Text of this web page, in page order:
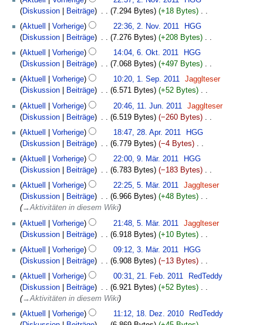
a
s
u
n
g
n
f
a
s
u
n
g
m
m
e
n
f
a
s
u
n
g
s
m
m
e
n
f
a
s
u
n
g
s
z
u
s
m
m
e
n
f
a
s
u
n
g
n
s
z
u
s
a
m
m
e
n
f
a
s
u
n
g
t
u
n
s
z
u
s
m
m
e
n
f
a
s
u
n
g
b
e
i
t
u
n
s
z
u
s
m
m
e
n
f
a
s
u
n
g
a
b
e
i
t
u
n
s
z
u
s
m
m
e
n
f
a
s
u
n
g
e
B
e
a
b
e
i
t
u
n
s
z
u
s
a
m
m
e
n
f
a
s
u
n
g
November
2011
Diskussion
Beiträge 7.294 Bytes +18 Bytes ‎
K
e
n
e
B
e
r
b
e
i
t
u
g
s
z
u
s
m
m
e
n
f
a
s
Aktuell Vorherige 22:36, 2. Nov. 2011
HGG
Diskussion
Beiträge 7.276 Bytes +208 Bytes ‎
K
e
n
e
B
e
r
b
e
i
t
u
n
s
z
u
s
m
m
e
n
Oktober
Aktuell Vorherige 14:04, 6. Okt. 2011
HGG
Diskussion
Beiträge 7.068 Bytes +497 Bytes ‎
K
e
n
e
B
e
r
b
e
i
t
u
n
s
z
u
s
a
m
m
1.
September
Aktuell Vorherige 10:20, 1. Sep. 2011
Jagglteser
Diskussion
Beiträge 6.571 Bytes +52 Bytes ‎
K
e
n
e
B
e
r
b
e
i
t
u
n
s
z
u
s
Juni
2011
Aktuell Vorherige 20:46, 11. Jun. 2011
Jagglteser
Diskussion
Beiträge 6.519 Bytes −260 Bytes ‎
K
e
n
e
B
e
a
b
e
i
t
u
n
g
z
April
Aktuell Vorherige 18:47, 28. Apr. 2011
HGG
Diskussion
Beiträge 6.779 Bytes −4 Bytes ‎
K
e
n
e
B
e
a
b
e
i
t
u
n
g
März
Aktuell Vorherige 22:00, 9. Mär. 2011
HGG
Diskussion
Beiträge 6.783 Bytes −183 Bytes ‎
K
e
n
e
B
e
a
b
e
i
t
5.
März
2011
Aktuell Vorherige 22:25, 5. Mär. 2011
Jagglteser
Diskussion
Beiträge 6.966 Bytes +48 Bytes ‎
→‎Aktivitäten in diesem Wiki
Aktuell
Vorherige 21:48, 5. Mär. 2011
Jagglteser
Diskussion
Beiträge 6.918 Bytes +10 Bytes ‎
K
e
n
e
B
e
a
März
Aktuell Vorherige 09:12, 3. Mär. 2011
HGG
Diskussion
Beiträge 6.908 Bytes −13 Bytes ‎
K
e
n
e
Februar
2011
Aktuell Vorherige 00:31, 21. Feb. 2011
RedTeddy
Diskussion
Beiträge 6.921 Bytes +52 Bytes ‎
→‎Aktivitäten in diesem Wiki
18.
Dezember
Aktuell Vorherige 11:12, 18. Dez. 2010
RedTeddy